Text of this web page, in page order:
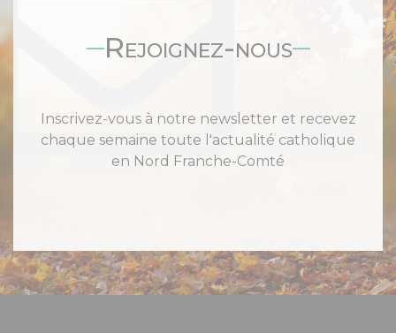
Rejoignez-nous
Inscrivez-vous à notre newsletter et recevez
chaque semaine toute l'actualité catholique
en Nord Franche-Comté